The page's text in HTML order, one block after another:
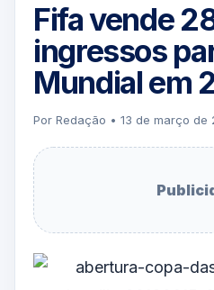
Fifa vende
ingressos
Mundial em
Por Redação • 13 de março de